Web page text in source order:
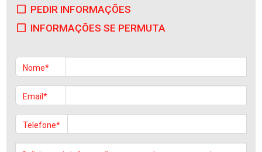
PEDIR INFORMAÇÕES
INFORMAÇÕES SE PERMUTA
Nome*
Email*
Telefone*